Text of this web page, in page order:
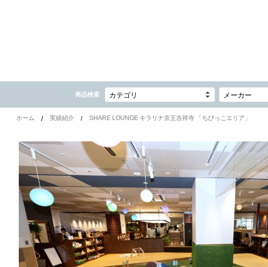
商品検索 カテゴリ メーカー
ホーム 実績紹介 SHARE LOUNGE キラリナ京王吉祥寺 「ちびっこエリア」